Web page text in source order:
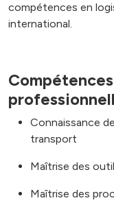
compétences en
international.
Connaissance
transport
Maîtrise des
Maîtrise des